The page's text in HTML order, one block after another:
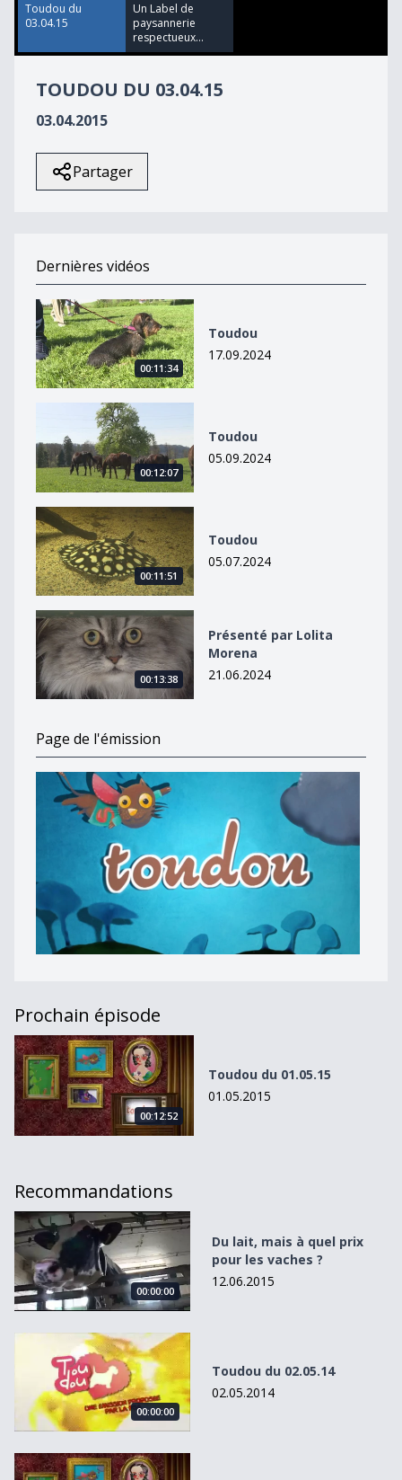
24
seconds
Toudou du
03.04.15
Un Label de
paysannerie
respectueux...
TOUDOU DU 03.04.15
03.04.2015
Partager
Dernières vidéos
Toudou
00:11:34
Toudou
17.09.2024
00:12:07
Toudou
05.09.2024
Toudou
00:11:51
Toudou
05.07.2024
Présenté par Lolita Morena
00:13:38
Présenté par Lolita
Morena
21.06.2024
Page de l'émission
Prochain épisode
Toudou du 01.05.15
00:12:52
Toudou du 01.05.15
01.05.2015
Recommandations
Du lait, mais à quel prix pour les vaches ?
00:00:00
Du lait, mais à quel prix
pour les vaches ?
12.06.2015
Toudou du 02.05.14
00:00:00
Toudou du 02.05.14
02.05.2014
Toudou du 05.05.2017